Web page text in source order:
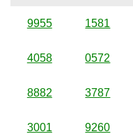
9955 1581
4058 0572
8882 3787
3001 9260